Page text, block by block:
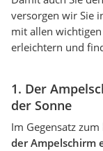
versorgen wir Sie
mit allen
erleichtern und
1. Der
der Sonne
Im Gegensatz
der Ampelschirm